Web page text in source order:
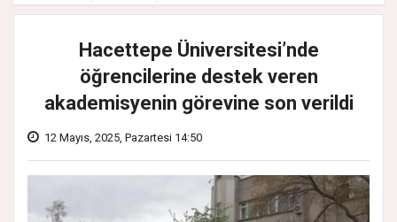
Hacettepe Üniversitesi’nde
öğrencilerine destek veren
akademisyenin görevine son verildi
12 Mayıs, 2025, Pazartesi 14:50